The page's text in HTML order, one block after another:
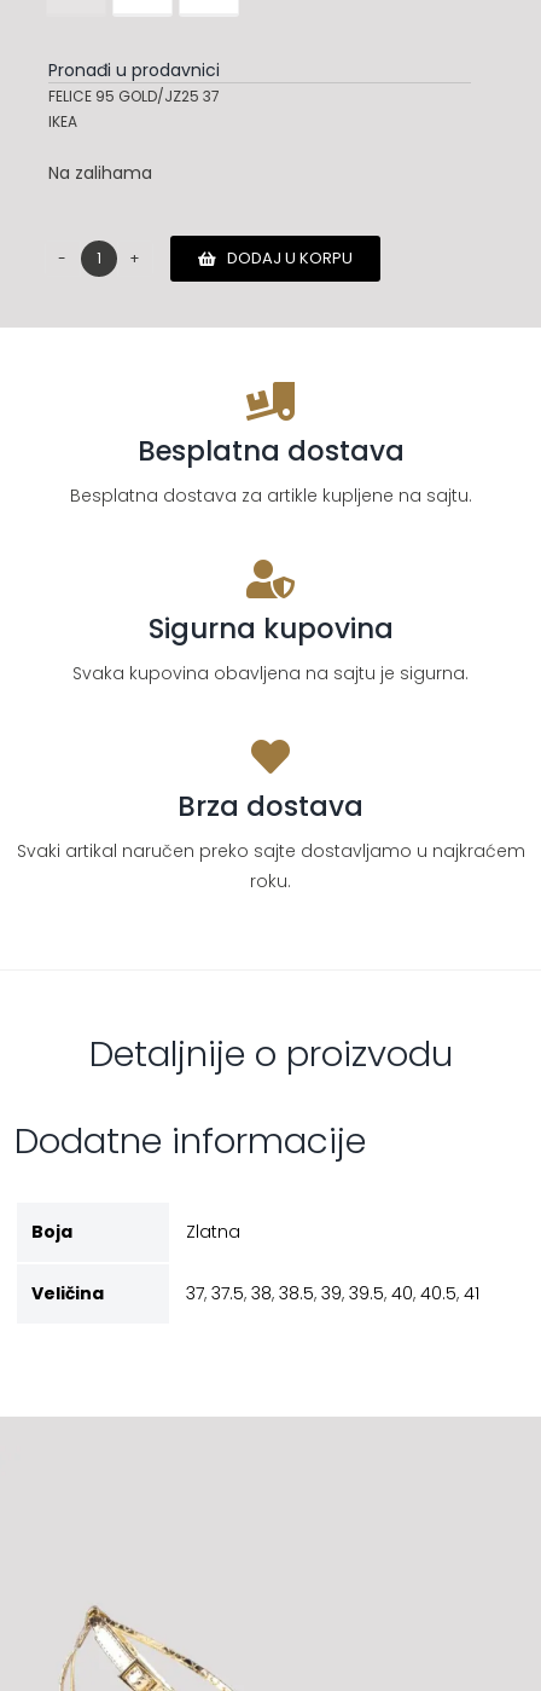
Pronađi u prodavnici
FELICE 95 GOLD/JZ25 37
IKEA
Na zalihama
Jimmy
DODAJ U KORPU
Besplatna dostava
Besplatna dostava za artikle kupljene na sajtu.
Sigurna kupovina
Svaka kupovina obavljena na sajtu je sigurna.
Brza dostava
Svaki artikal naručen preko sajte dostavljamo u najkraćem
roku.
Detaljnije o proizvodu
Dodatne informacije
Boja Zlatna
Veličina 37, 37.5, 38, 38.5, 39, 39.5, 40, 40.5, 41